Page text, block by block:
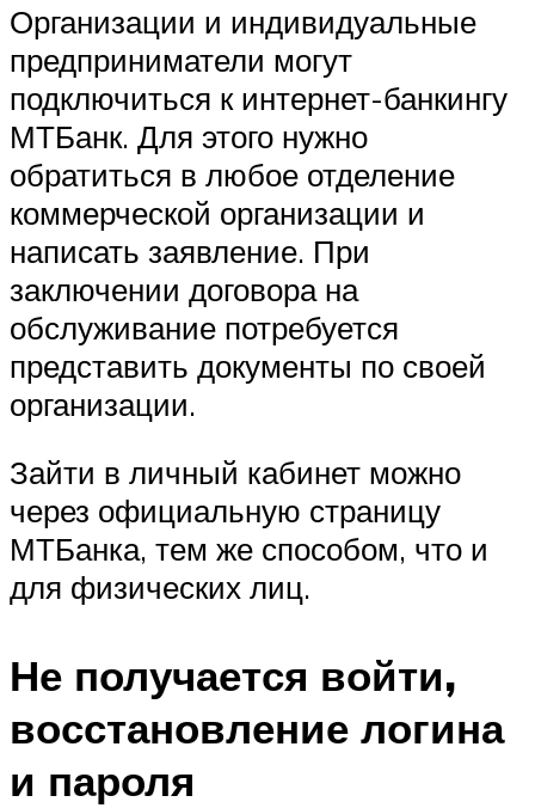
Организации и индивидуальные
предприниматели могут
подключиться к интернет-банкингу
МТБанк. Для этого нужно
обратиться в любое отделение
коммерческой организации и
написать заявление. При
заключении договора на
обслуживание потребуется
представить документы по своей
организации.
Зайти в личный кабинет можно
через официальную страницу
МТБанка, тем же способом, что и
для физических лиц.
Не получается войти,
восстановление логина
и пароля